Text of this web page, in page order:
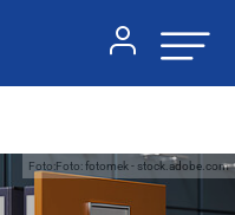
Foto:Foto: fotomek - stock.adobe.com